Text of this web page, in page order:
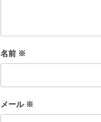
名前 ※
メール ※